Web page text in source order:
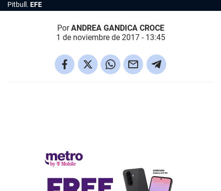
Pitbull. EFE
PorANDREA GANDICA CROCE
1 de noviembre de 2017 - 13:45